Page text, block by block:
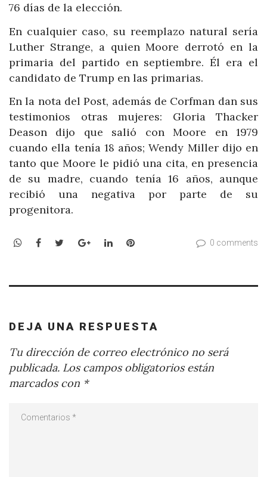
76 días de la elección.
En cualquier caso, su reemplazo natural sería
Luther Strange, a quien Moore derrotó en la
primaria del partido en septiembre. Él era el
candidato de Trump en las primarias.
En la nota del Post, además de Corfman dan sus
testimonios otras mujeres: Gloria Thacker
Deason dijo que salió con Moore en 1979
cuando ella tenía 18 años; Wendy Miller dijo en
tanto que Moore le pidió una cita, en presencia
de su madre, cuando tenía 16 años, aunque
recibió una negativa por parte de su
progenitora.
WhatsApp
Facebook
TwitterGoogle+LinkedInPinterest 0 comments
DEJA UNA RESPUESTA
Tu dirección de correo electrónico no será
publicada. Los campos obligatorios están
marcados con *